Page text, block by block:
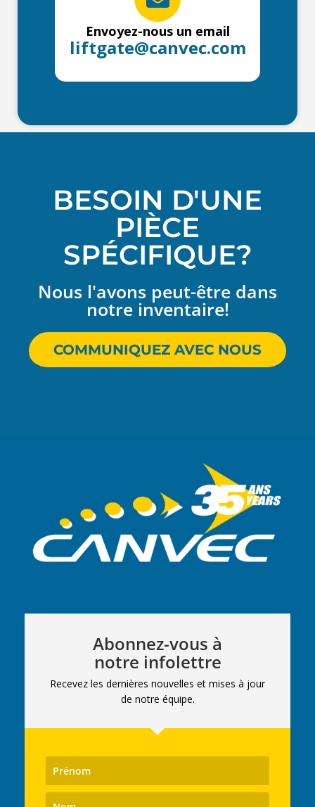
Envoyez-nous un email
liftgate@canvec.com
BESOIN D'UNE
PIÈCE
SPÉCIFIQUE?
Nous l'avons peut-être dans
notre inventaire!
COMMUNIQUEZ AVEC NOUS
Abonnez-vous à
notre infolettre
Recevez les dernières nouvelles et mises à jour
de notre équipe.